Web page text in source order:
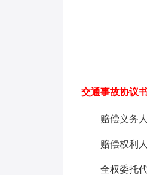
交通事故协议
赔偿义务人（
赔偿权利人（
全权委托代理